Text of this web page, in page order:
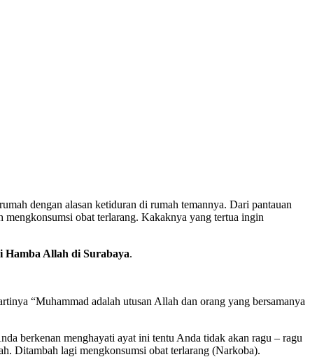
dengan alasan ketiduran di rumah temannya. Dari pantauan
mengkonsumsi obat terlarang. Kakaknya yang tertua ingin
Hamba Allah di Surabaya.
“Muhammad adalah utusan Allah dan orang yang bersamanya
berkenan menghayati ayat ini tentu Anda tidak akan ragu – ragu
Ditambah lagi mengkonsumsi obat terlarang (Narkoba).